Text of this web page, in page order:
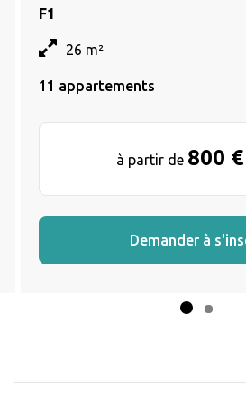
F1
26 m²
11 appartements
à partir de 800 €
Demander à